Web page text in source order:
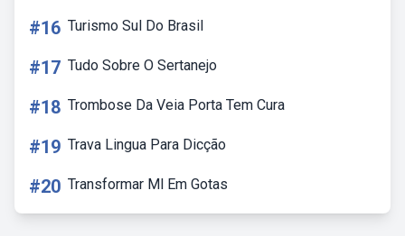
#16 Turismo Sul Do Brasil
#17 Tudo Sobre O Sertanejo
#18 Trombose Da Veia Porta Tem Cura
#19 Trava Lingua Para Dicção
#20 Transformar Ml Em Gotas